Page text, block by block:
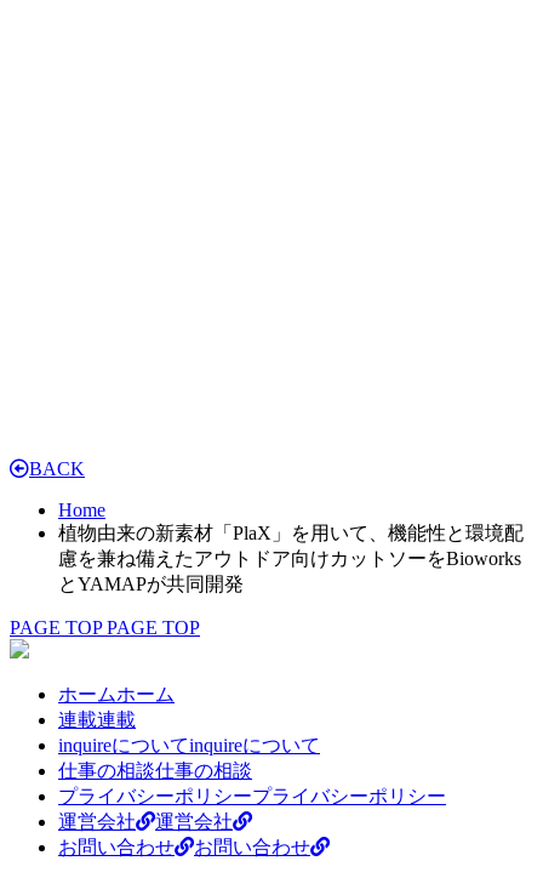
BACK
Home
植物由来の新素材「PlaX」を用いて、機能性と環境配
慮を兼ね備えたアウトドア向けカットソーをBioworks
とYAMAPが共同開発
PAGE TOP PAGE TOP
ホームホーム
連載連載
inquireについてinquireについて
仕事の相談仕事の相談
プライバシーポリシープライバシーポリシー
運営会社
運営会社
お問い合わせ
お問い合わせ